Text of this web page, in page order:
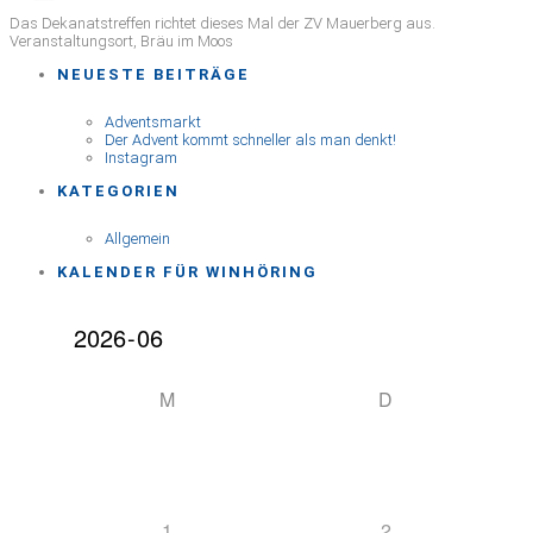
ICS herunterladen
Google Kalender
iCalendarOffice 365Outlook Live
Das Dekanatstreffen richtet dieses Mal der ZV Mauerberg aus.
Veranstaltungsort, Bräu im Moos
NEUESTE BEITRÄGE
Adventsmarkt
Der Advent kommt schneller als man denkt!
Instagram
KATEGORIEN
Allgemein
KALENDER FÜR WINHÖRING
M D